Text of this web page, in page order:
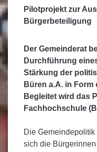
Pilotprojekt zur
Bürgerbeteiligung
Der Gemeinderat
Durchführung
Stärkung der
Büren a.A. in
Begleitet wird das
Fachhochschule
Die
sich die